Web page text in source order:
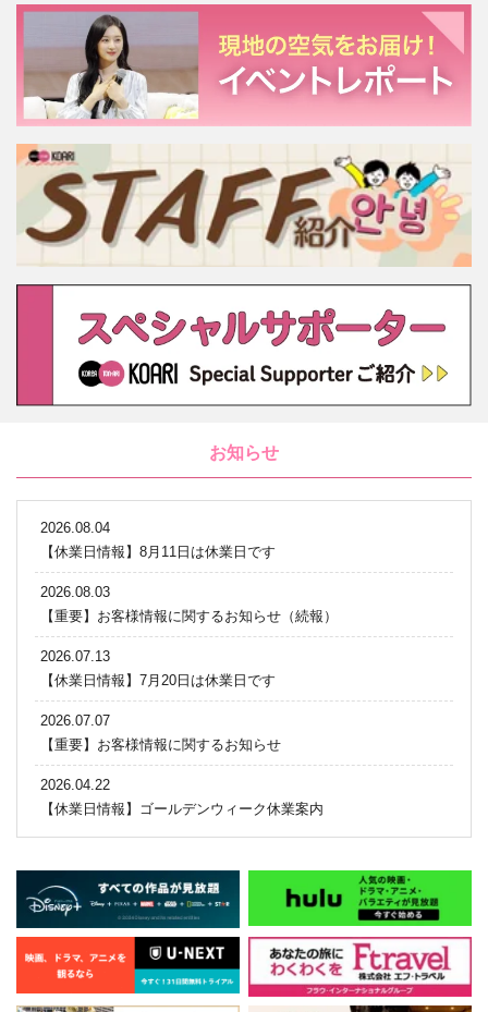
お知らせ
2026.08.04
【休業日情報】8月11日は休業日です
2026.08.03
【重要】お客様情報に関するお知らせ（続報）
2026.07.13
【休業日情報】7月20日は休業日です
2026.07.07
【重要】お客様情報に関するお知らせ
2026.04.22
【休業日情報】ゴールデンウィーク休業案内